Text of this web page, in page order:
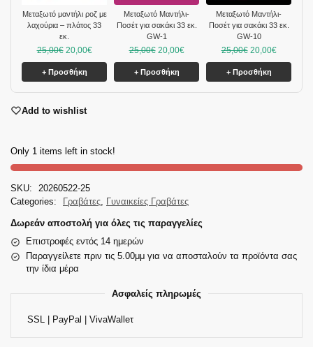
Μεταξωτό μαντήλι ροζ με
λαχούρια – πλάτος 33
εκ.
25,00€ 20,00€
+ Προσθήκη
Μεταξωτό Μαντήλι-
Ποσέτ για σακάκι 33 εκ.
GW-1
25,00€ 20,00€
+ Προσθήκη
Μεταξωτό Μαντήλι-
Ποσέτ για σακάκι 33 εκ.
GW-10
25,00€ 20,00€
+ Προσθήκη
Add to wishlist
Only 1 items left in stock!
SKU:
20260522-25
Categories:
Γραβάτες, Γυναικείες Γραβάτες
Δωρεάν αποστολή για όλες τις παραγγελίες
Επιστροφές εντός 14 ημερών
Παραγγείλετε πριν τις 5.00μμ για να αποσταλούν τα προϊόντα σας
την ίδια μέρα
Ασφαλείς πληρωμές
SSL | PayPal | VivaWalleτ